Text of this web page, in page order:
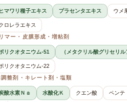
ヒマワリ種子エキス プラセンタエキス ウメ
ロレラエキス
マー・皮膜形成・増粘剤
リクオタニウム-51 （メタクリル酸グリセリ
リクオタニウム-22
整剤・キレート剤・塩類
酸水素Ｎａ 水酸化Ｋ クエン酸
ペンテ